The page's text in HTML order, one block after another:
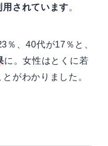
されています。
％、40代が17％と、
に。女性はとくに若
がわかりました。